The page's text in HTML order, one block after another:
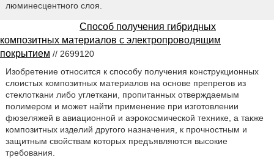
люминесцентного слоя.
Способ получения гибридных
композитных материалов с электропроводящим
покрытием // 2699120
Изобретение относится к способу получения конструкционных
слоистых композитных материалов на основе препрегов из
стеклоткани либо углеткани, пропитанных отверждаемым
полимером и может найти применение при изготовлении
фюзеляжей в авиационной и аэрокосмической технике, а также
композитных изделий другого назначения, к прочностным и
защитным свойствам которых предъявляются высокие
требования.